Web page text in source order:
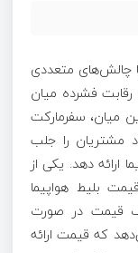
با چالش‌های متعددی
رقابت فشرده میان
میان، سفرمارکت
مشتریان را جلب
ارائه دهد. یکی از
بلیط هواپیما
قیمت در صورت
که قیمت ارائه